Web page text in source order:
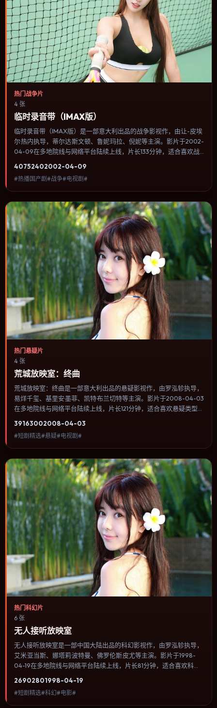
热门战争片
4 张
临时录音带（IMAX版）
临时录音带（IMAX版）是一部意大利出品的战争影视作，由让-皮埃
尔·热内执导，蒂尔达·斯文顿、鲁妮·玛拉、倪妮等主演。影片于2002-
04-09在多地院线与网络平台陆续上线，片长133分钟，适合喜欢战
情节推进，节奏与视听语言统一，可作为休闲观影或类型片补片的选
择。
40752402002-04-09
#热播国产剧#战争#电视剧#
热门悬疑片
4 张
荒城放映室：终曲
荒城放映室：终曲是一部意大利出品的悬疑影视作，由罗泓轸执导，
易烊千玺、基里安·墨菲、凯特·布兰切特等主演。影片于2008-04-03
在多地院线与网络平台陆续上线，片长121分钟，适合喜欢悬疑类型、
进，节奏与视听语言统一，可作为休闲观影或类型片补片的选择。
39163002008-04-03
#短剧精选#悬疑#电视剧#
热门科幻片
6 张
无人接听放映室
无人接听放映室是一部中国大陆出品的科幻影视作，由罗泓轸执导，
艾米·亚当斯、娜塔莉·波特曼、佛罗伦斯·皮尤等主演。影片于1998-
04-19在多地院线与网络平台陆续上线，片长81分钟，适合喜欢科幻
选择与情节推进，节奏与视听语言统一，可作为休闲观影或类型片补
片的选择。
26902801998-04-19
#短剧精选#科幻#电影#